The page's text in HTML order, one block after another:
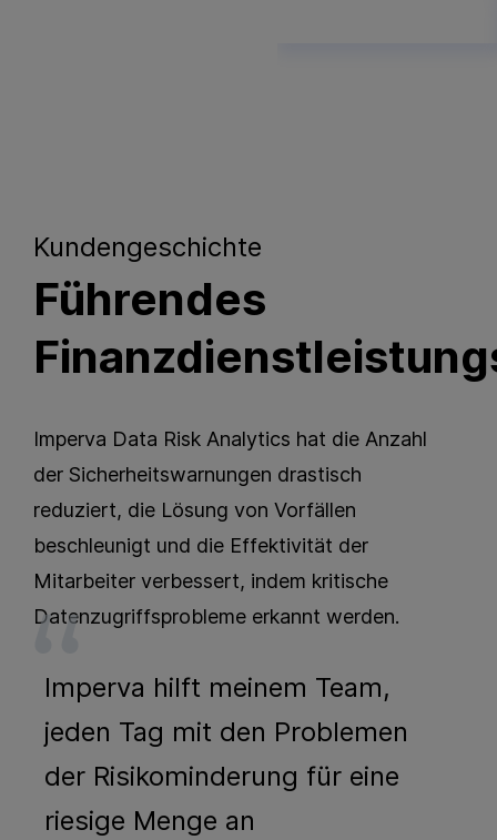
Kundengeschichte
Führendes
Imperva Data Risk Analytics hat die Anzahl
der Sicherheitswarnungen drastisch
reduziert, die Lösung von Vorfällen
beschleunigt und die Effektivität der
Mitarbeiter verbessert, indem kritische
Datenzugriffsprobleme erkannt werden.
Imperva hilft meinem Team,
jeden Tag mit den Problemen
der Risikominderung für eine
riesige Menge an